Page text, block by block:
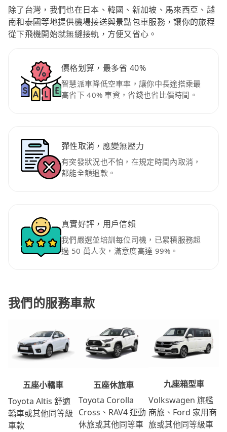
除了台灣，我們也在日本、韓國、新加坡、馬來西亞、越
南和泰國等地提供機場接送與景點包車服務，讓你的旅程
從下飛機開始就無縫接軌，方便又省心。
價格划算，最多省 40%
智慧派車降低空車率，讓你中長途搭乘最
高省下 40% 車資，省錢也省比價時間。
彈性取消，應變無壓力
有突發狀況也不怕，在規定時間內取消，
都能全額退款。
真實好評，用戶信賴
我們嚴選並培訓每位司機，已累積服務超
過 50 萬人次，滿意度高達 99%。
我們的服務車款
五座小轎車
Toyota Altis 舒適
轎車或其他同等級
車款
五座休旅車
Toyota Corolla
Cross、RAV4 運動
休旅或其他同等車
九座箱型車
Volkswagen 旗艦
商旅、Ford 家用商
旅或其他同等級車